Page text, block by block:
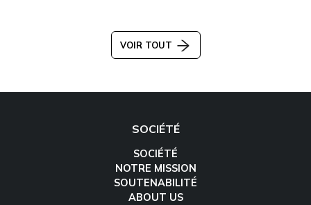
VOIR TOUT
SOCIÉTÉ
SOCIÉTÉ
NOTRE MISSION
SOUTENABILITÉ
ABOUT US